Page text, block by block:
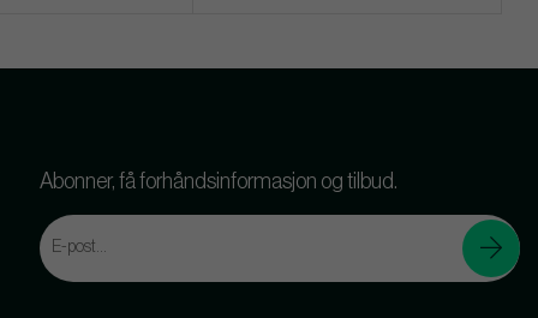
Abonner, få forhåndsinformasjon og tilbud.